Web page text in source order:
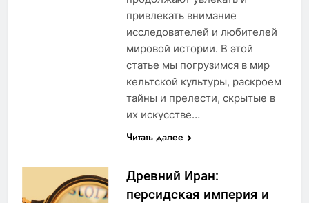
привлекать внимание
исследователей и любителей
мировой истории. В этой
статье мы погрузимся в мир
кельтской культуры, раскроем
тайны и прелести, скрытые в
их искусстве…
Читать далее
Древний Иран:
персидская империя и